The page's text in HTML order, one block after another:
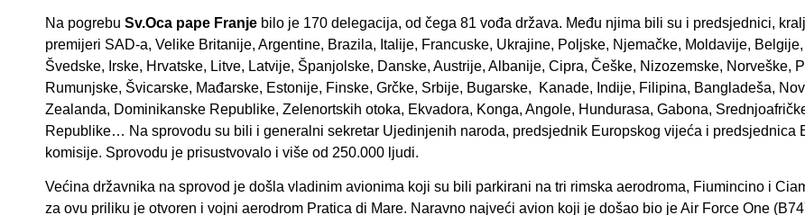
Na pogrebu Sv.Oca pape Franje bilo je 170 delegacija, od čega 81 vođa država. Među njima bili su i predsjednici,
premijeri SAD-a, Velike Britanije, Argentine, Brazila, Italije, Francuske, Ukrajine, Poljske, Njemačke, Moldavije, Belgije,
Švedske, Irske, Hrvatske, Litve, Latvije, Španjolske, Danske, Austrije, Albanije, Cipra, Češke, Nizozemske, Norveške,
Rumunjske, Švicarske, Mađarske, Estonije, Finske, Grčke, Srbije, Bugarske, Kanade, Indije, Filipina, Bangladeša,
Zealanda, Dominikanske Republike, Zelenortskih otoka, Ekvadora, Konga, Angole, Hundurasa, Gabona,
Republike… Na sprovodu su bili i generalni sekretar Ujedinjenih naroda, predsjednik Europskog vijeća i predsjednica
komisije. Sprovodu je prisustvovalo i više od 250.000 ljudi.
Većina državnika na sprovod je došla vladinim avionima koji su bili parkirani na tri rimska aerodroma, Fiumincino i
za ovu priliku je otvoren i vojni aerodrom Pratica di Mare. Naravno najveći avion koji je došao bio je Air Force One